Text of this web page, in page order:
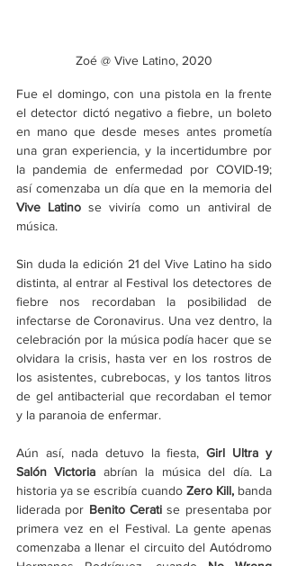
Zoé @ Vive Latino, 2020
Fue el domingo, con una pistola en la frente
el detector dictó negativo a fiebre, un boleto
en mano que desde meses antes prometía
una gran experiencia, y la incertidumbre por
la pandemia de enfermedad por COVID-19;
así comenzaba un día que en la memoria del
Vive Latino se viviría como un antiviral de
música.
Sin duda la edición 21 del Vive Latino ha sido
distinta, al entrar al Festival los detectores de
fiebre nos recordaban la posibilidad de
infectarse de Coronavirus. Una vez dentro, la
celebración por la música podía hacer que se
olvidara la crisis, hasta ver en los rostros de
los asistentes, cubrebocas, y los tantos litros
de gel antibacterial que recordaban el temor
y la paranoia de enfermar.
Aún así, nada detuvo la fiesta, Girl Ultra y
Salón Victoria abrían la música del día. La
historia ya se escribía cuando Zero Kill, banda
liderada por Benito Cerati se presentaba por
primera vez en el Festival. La gente apenas
comenzaba a llenar el circuito del Autódromo